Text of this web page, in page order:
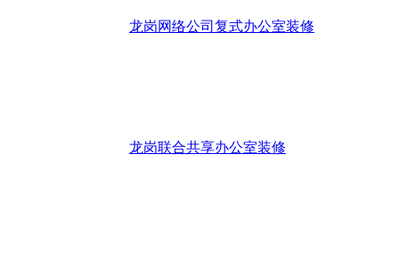
龙岗网络公司复式办公室装修
龙岗联合共享办公室装修